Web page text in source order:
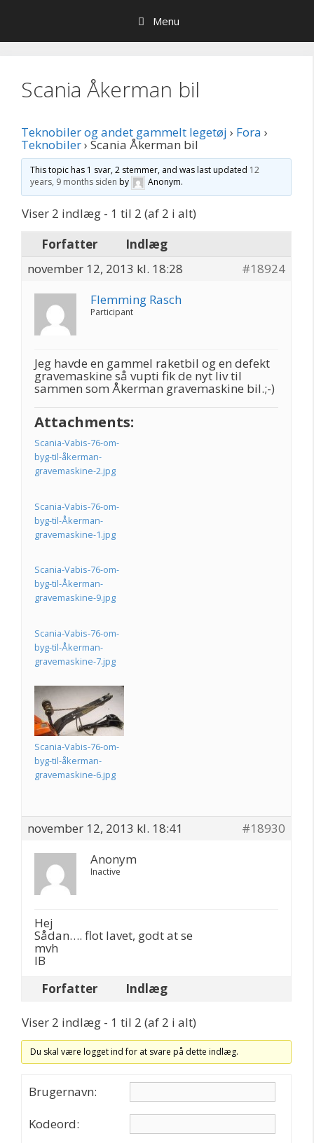
indhold
Menu
Scania Åkerman bil
Teknobiler og andet gammelt legetøj › Fora ›
Teknobiler› Scania Åkerman bil
This topic has 1 svar, 2 stemmer, and was last updated 12
years, 9 months siden by Anonym.
Viser 2 indlæg - 1 til 2 (af 2 i alt)
Forfatter
Indlæg
november 12, 2013 kl. 18:28
#18924
Flemming Rasch
Participant
Jeg havde en gammel raketbil og en defekt
gravemaskine så vupti fik de nyt liv til
sammen som Åkerman gravemaskine bil.;-)
Attachments:
Scania-Vabis-76-om-
byg-til-åkerman-
gravemaskine-2.jpg
Scania-Vabis-76-om-
byg-til-Åkerman-
gravemaskine-1.jpg
Scania-Vabis-76-om-
byg-til-Åkerman-
gravemaskine-9.jpg
Scania-Vabis-76-om-
byg-til-Åkerman-
gravemaskine-7.jpg
Scania-Vabis-76-om-
byg-til-åkerman-
gravemaskine-6.jpg
november 12, 2013 kl. 18:41
#18930
Anonym
Inactive
Hej
Sådan…. flot lavet, godt at se
mvh
IB
Forfatter
Indlæg
Viser 2 indlæg - 1 til 2 (af 2 i alt)
Du skal være logget ind for at svare på dette indlæg.
Brugernavn:
Kodeord: